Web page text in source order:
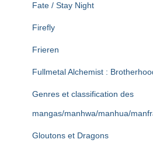
Fate / Stay Night
Firefly
Frieren
Fullmetal Alchemist :
Genres et classification des
mangas/manhwa/manhua/
Gloutons et Dragons